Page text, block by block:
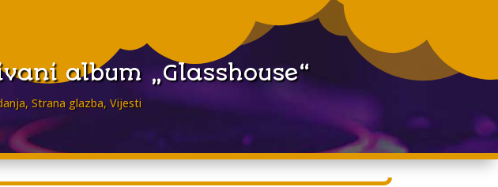
album „Glasshouse“
, Strana glazba, Vijesti